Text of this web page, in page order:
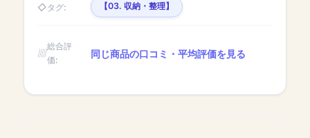
タグ: 【03. 収納・整理】
総合評
価:
同じ商品の口コミ・平均評価を見る